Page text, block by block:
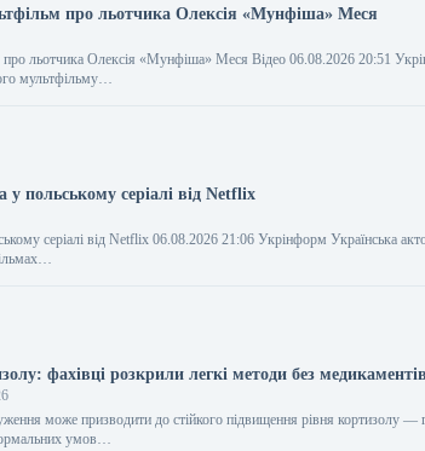
про льотчика Олексія «Мунфіша» Меся
про льотчика Олексія «Мунфіша» Меся Відео 06.08.2026 20:51
мультфільму…
у польському серіалі від Netflix
серіалі від Netflix 06.08.2026 21:06 Укрінформ Українська
фахівці розкрили легкі методи без медикаментів
може призводити до стійкого підвищення рівня кортизолу
умов…